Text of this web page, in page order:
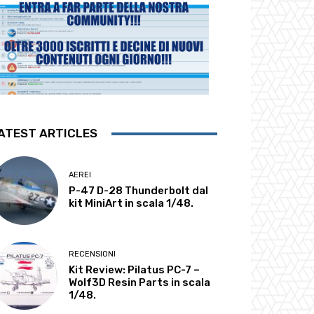
ARTICLES
AEREI
P-47 D-28 Thunderbolt dal
kit MiniArt in scala 1/48.
RECENSIONI
Kit Review: Pilatus PC-7 –
Wolf3D Resin Parts in scala
1/48.